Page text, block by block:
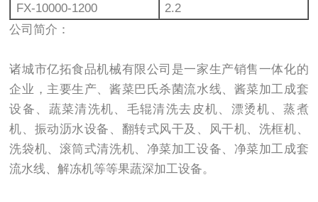
FX-10000-1200
2.2
公司简介：
诸城市亿拓食品机械有限公司是一家生产销售一体化的
企业，主要生产、酱菜巴氏杀菌流水线、酱菜加工成套
设备、蔬菜清洗机、毛辊清洗去皮机、漂烫机、蒸煮
机、振动沥水设备、翻转式风干及、风干机、洗框机、
洗袋机、滚筒式清洗机、净菜加工设备、净菜加工成套
流水线、解冻机等等果蔬深加工设备。